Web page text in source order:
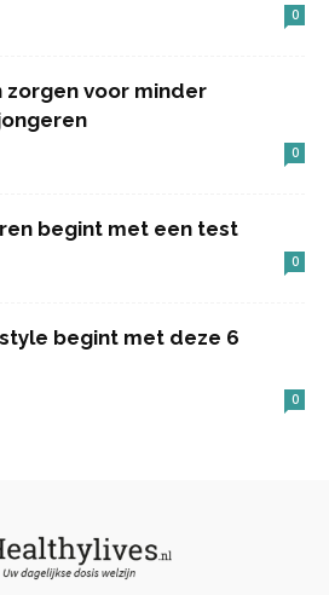
0
voor minder
0
begint met een test
0
begint met deze 6
0